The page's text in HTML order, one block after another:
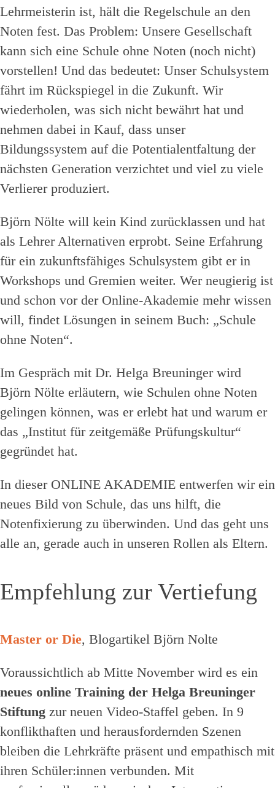
Lehrmeisterin ist, hält die Regelschule an den
Noten fest. Das Problem: Unsere Gesellschaft
kann sich eine Schule ohne Noten (noch nicht)
vorstellen! Und das bedeutet: Unser Schulsystem
fährt im Rückspiegel in die Zukunft. Wir
wiederholen, was sich nicht bewährt hat und
nehmen dabei in Kauf, dass unser
Bildungssystem auf die Potentialentfaltung der
nächsten Generation verzichtet und viel zu viele
Verlierer produziert.
Björn Nölte will kein Kind zurücklassen und hat
als Lehrer Alternativen erprobt. Seine Erfahrung
für ein zukunftsfähiges Schulsystem gibt er in
Workshops und Gremien weiter. Wer neugierig ist
und schon vor der Online-Akademie mehr wissen
will, findet Lösungen in seinem Buch: „Schule
ohne Noten“.
Im Gespräch mit Dr. Helga Breuninger wird
Björn Nölte erläutern, wie Schulen ohne Noten
gelingen können, was er erlebt hat und warum er
das „Institut für zeitgemäße Prüfungskultur“
gegründet hat.
In dieser ONLINE AKADEMIE entwerfen wir ein
neues Bild von Schule, das uns hilft, die
Notenfixierung zu überwinden. Und das geht uns
alle an, gerade auch in unseren Rollen als Eltern.
Empfehlung zur Vertiefung
Master or Die, Blogartikel Björn Nolte
Voraussichtlich ab Mitte November wird es ein
neues online Training der Helga Breuninger
Stiftung zur neuen Video-Staffel geben. In 9
konflikthaften und herausfordernden Szenen
bleiben die Lehrkräfte präsent und empathisch mit
ihren Schüler:innen verbunden. Mit